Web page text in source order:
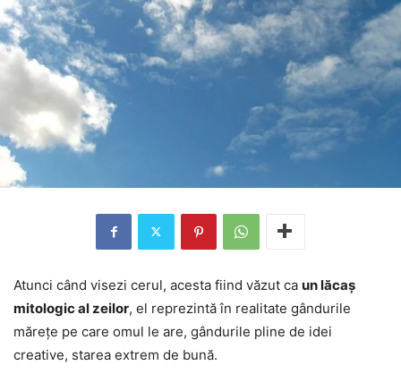
Atunci când visezi cerul, acesta fiind văzut ca un lăcaș
mitologic al zeilor, el reprezintă în realitate gândurile
mărețe pe care omul le are, gândurile pline de idei
creative, starea extrem de bună.